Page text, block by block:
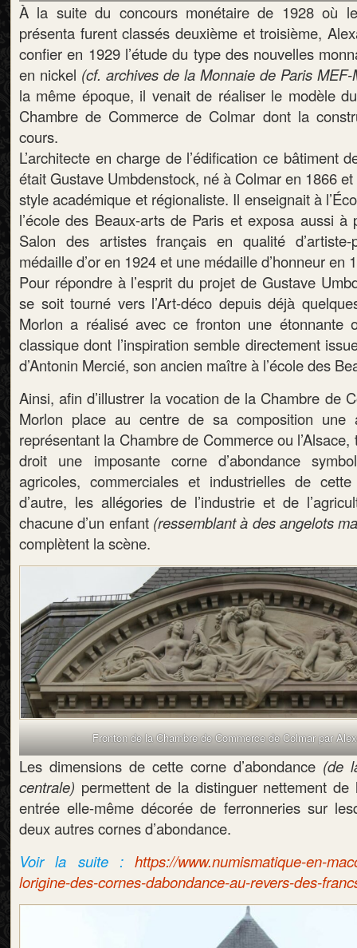
À la suite du concours monétaire de 1928 où
présenta furent classés deuxième et troisième,
confier en 1929 l’étude du type des nouvelles
en nickel (cf. archives de la Monnaie de Paris MEF-
la même époque, il venait de réaliser le modèle
Chambre de Commerce de Colmar dont la
cours.
L’architecte en charge de l’édification ce bâtiment
était Gustave Umbdenstock, né à Colmar en 1866
style académique et régionaliste. Il enseignait à
l’école des Beaux-arts de Paris et exposa aussi à
Salon des artistes français en qualité
médaille d’or en 1924 et une médaille d’honneur en
Pour répondre à l’esprit du projet de Gustave
se soit tourné vers l’Art-déco depuis déjà
Morlon a réalisé avec ce fronton une
classique dont l’inspiration semble directement
d’Antonin Mercié, son ancien maître à l’école des
Ainsi, afin d’illustrer la vocation de la Chambre de
Morlon place au centre de sa composition une
représentant la Chambre de Commerce ou
droit une imposante corne d’abondance
agricoles, commerciales et industrielles de
d’autre, les allégories de l’industrie et de
chacune d’un enfant(ressemblant à des angelots
complètent la scène.
Fronton de la Chambre de Commerce de Colmar par
Les dimensions de cette corne d’abondance (de
centrale) permettent de la distinguer nettement de
entrée elle-même décorée de ferronneries sur
deux autres cornes d’abondance.
Voir la suite : https://www.numismatique-en-
lorigine-des-cornes-dabondance-au-revers-des-